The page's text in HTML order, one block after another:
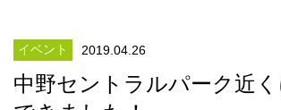
イベント 2019.04.26
中野セントラルパーク近